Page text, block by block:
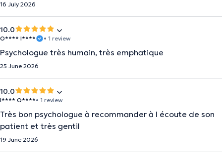
16 July 2026
10.0
O**** I**** • 1 review
Psychologue très humain, très emphatique
25 June 2026
10.0
I**** O****• 1 review
Très bon psychologue à recommander à l écoute de son
patient et très gentil
19 June 2026